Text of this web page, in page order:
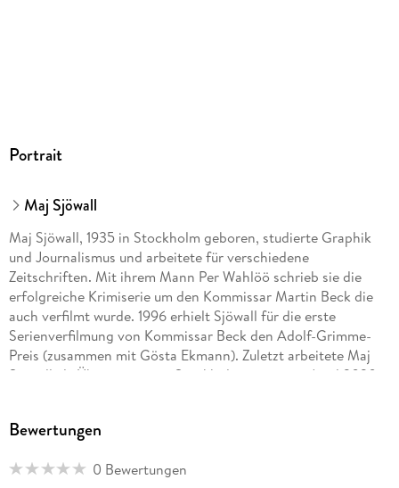
Portrait
Maj Sjöwall
Maj Sjöwall, 1935 in Stockholm geboren, studierte Graphik
und Journalismus und arbeitete für verschiedene
Zeitschriften. Mit ihrem Mann Per Wahlöö schrieb sie die
erfolgreiche Krimiserie um den Kommissar Martin Beck die
auch verfilmt wurde. 1996 erhielt Sjöwall für die erste
Serienverfilmung von Kommissar Beck den Adolf-Grimme-
Preis (zusammen mit Gösta Ekmann). Zuletzt arbeitete Maj
Sjöwall als Übersetzerin in Stockholm, wo sie im April 2020
Bewertungen
0 Bewertungen